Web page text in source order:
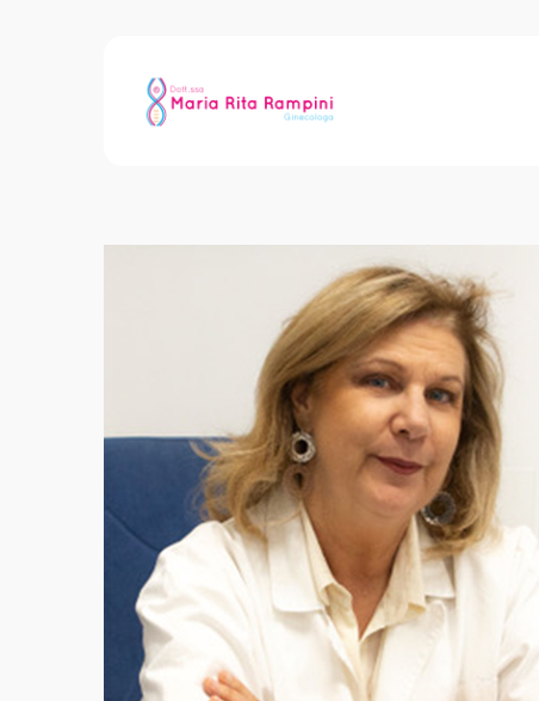
Archive for Tag: